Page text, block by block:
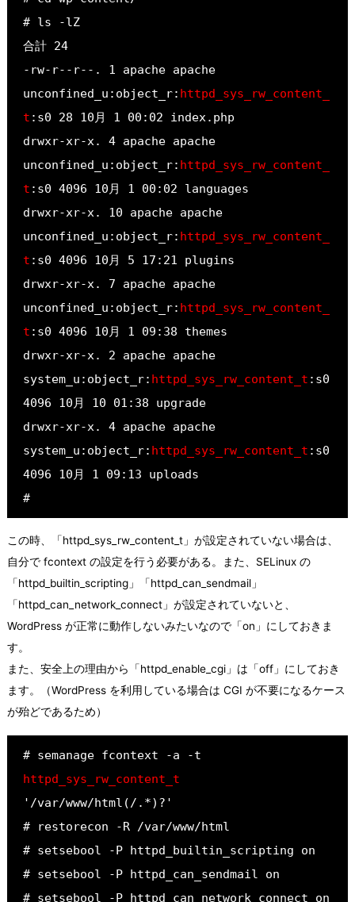
# ls -lZ
合計 24
-rw-r--r--. 1 apache apache
unconfined_u:object_r: httpd_sys_rw_content_
t :s0 28 10月 1 00:02 index.php
drwxr-xr-x. 4 apache apache
unconfined_u:object_r: httpd_sys_rw_content_
t :s0 4096 10月 1 00:02 languages
drwxr-xr-x. 10 apache apache
unconfined_u:object_r: httpd_sys_rw_content_
t :s0 4096 10月 5 17:21 plugins
drwxr-xr-x. 7 apache apache
unconfined_u:object_r: httpd_sys_rw_content_
t :s0 4096 10月 1 09:38 themes
drwxr-xr-x. 2 apache apache
system_u:object_r: httpd_sys_rw_content_t :s0
4096 10月 10 01:38 upgrade
drwxr-xr-x. 4 apache apache
system_u:object_r: httpd_sys_rw_content_t :s0
4096 10月 1 09:13 uploads
#
この時、「httpd_sys_rw_content_t」が設定されていない場合は、
自分で fcontext の設定を行う必要がある。また、SELinux の
「httpd_builtin_scripting」「httpd_can_sendmail」
「httpd_can_network_connect」が設定されていないと、
WordPress が正常に動作しないみたいなので「on」にしておきま
す。
また、安全上の理由から「httpd_enable_cgi」は「off」にしておき
ます。（WordPress を利用している場合は CGI が不要になるケース
が殆どであるため）
httpd_sys_rw_content_t
'/var/www/html(/.*)?'
# restorecon -R /var/www/html
# setsebool -P httpd_builtin_scripting on
# setsebool -P httpd_can_sendmail on
# setsebool -P httpd_can_network_connect on